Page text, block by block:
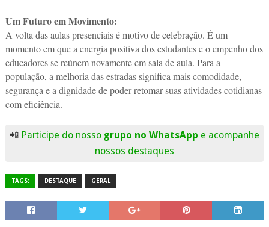
Um Futuro em Movimento:
A volta das aulas presenciais é motivo de celebração. É um
momento em que a energia positiva dos estudantes e o empenho dos
educadores se reúnem novamente em sala de aula. Para a
população, a melhoria das estradas significa mais comodidade,
segurança e a dignidade de poder retomar suas atividades cotidianas
com eficiência.
📲 Participe do nosso grupo no WhatsApp e acompanhe
nossos destaques
TAGS: DESTAQUE GERAL